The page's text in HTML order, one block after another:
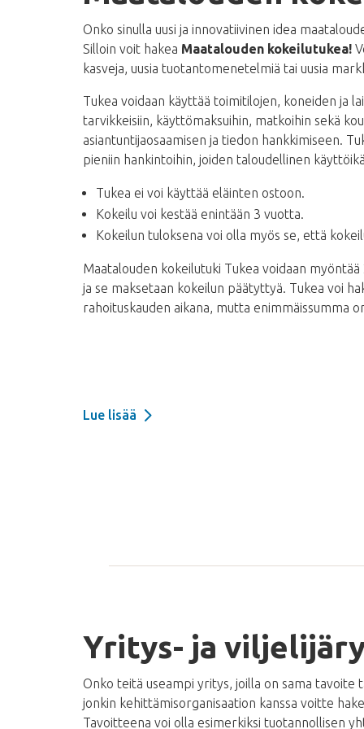
Onko sinulla uusi ja innovatiivinen idea
Silloin voit hakea Maatalouden kokeilutukea!
kasveja, uusia tuotantomenetelmiä tai uusia
Tukea voidaan käyttää toimitilojen, koneiden ja
tarvikkeisiin, käyttömaksuihin, matkoihin sekä
asiantuntijaosaamisen ja tiedon hankkimiseen.
pieniin hankintoihin, joiden taloudellinen
Tukea ei voi käyttää eläinten ostoon.
Kokeilu voi kestää enintään 3 vuotta.
Kokeilun tuloksena voi olla myös se, että
Maatalouden kokeilutuki Tukea voidaan
ja se maksetaan kokeilun päätyttyä. Tukea voi
rahoituskauden aikana, mutta enimmäissumma
Lue lisää
Yritys- ja
Onko teitä useampi yritys, joilla on sama tavoite
jonkin kehittämisorganisaation kanssa voitte
Tavoitteena voi olla esimerkiksi tuotannollisen